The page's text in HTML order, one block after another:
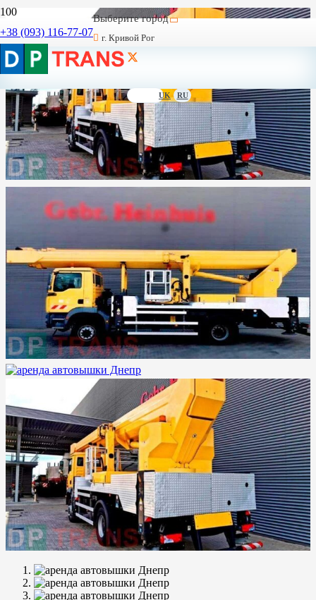
+38 (093) 116-77-07
Выберите город
г. Кривой Рог
UK RU